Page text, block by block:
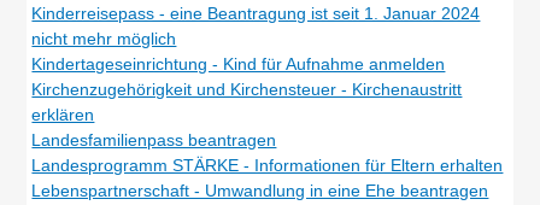
Kinderreisepass - eine Beantragung ist seit 1. Januar 2024
nicht mehr möglich
Kindertageseinrichtung - Kind für Aufnahme anmelden
Kirchenzugehörigkeit und Kirchensteuer - Kirchenaustritt
erklären
Landesfamilienpass beantragen
Landesprogramm STÄRKE - Informationen für Eltern erhalten
Lebenspartnerschaft - Umwandlung in eine Ehe beantragen